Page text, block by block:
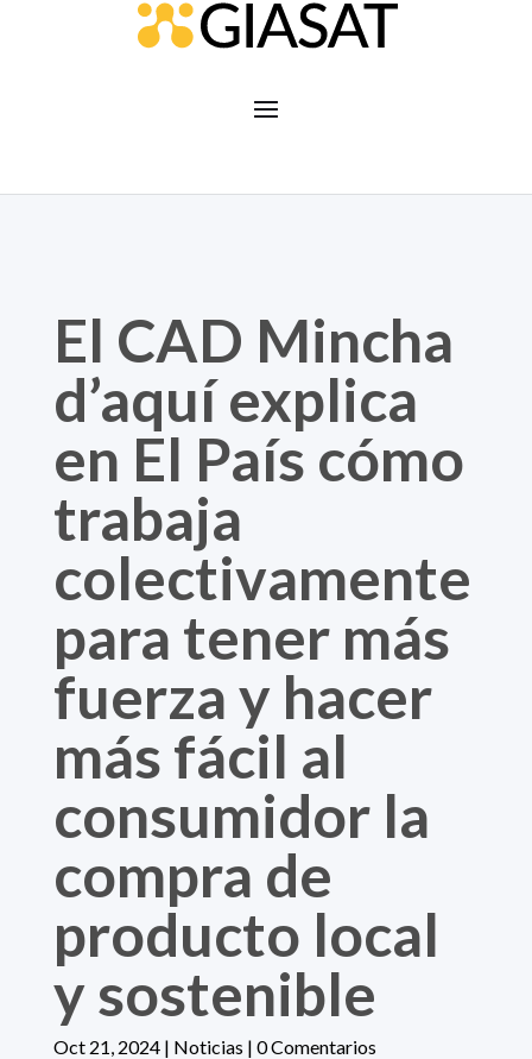
El CAD Mincha
d’aquí explica
en El País cómo
trabaja
colectivamente
para tener más
fuerza y hacer
más fácil al
consumidor la
compra de
producto local
y sostenible
Oct 21, 2024| Noticias | 0 Comentarios